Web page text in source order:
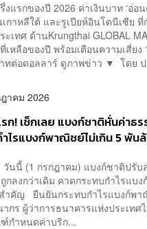
งแรกของปี 2026 ค่าเงินบาท ‘อ่
เกาหลีใต้ และรูเปียห์อินโดนีเซีย
ะเทศ ด้านKrungthai GLOBAL
เหลือของปี พร้อมเตือนความเสี่ยง
ทต่อดอลลาร์ ดูภาพข่าว ▼ โดย ป
าคม 2026
รก! เช็กเลย แบงก์ชาติหั่นค่า
ำไรแบงก์พาณิชย์ไม่เกิน 5 พัน
วันนี้ (1 กรกฎาคม) แบงก์ชาติปรั
กลงกว่าเดิม คาดกระทบกำไรแ
ำคัญ ยืนยันกระทบกำไรแบงก์พ
กร ผู้ว่าการธนาคารแห่งประเทศ
กำหนดค่าบริก...